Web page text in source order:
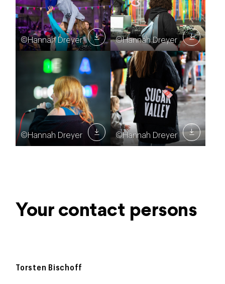
©Hannah Dreyer ©Hannah Dreyer
©Hannah Dreyer ©Hannah Dreyer
Your contact persons
Torsten Bischoff